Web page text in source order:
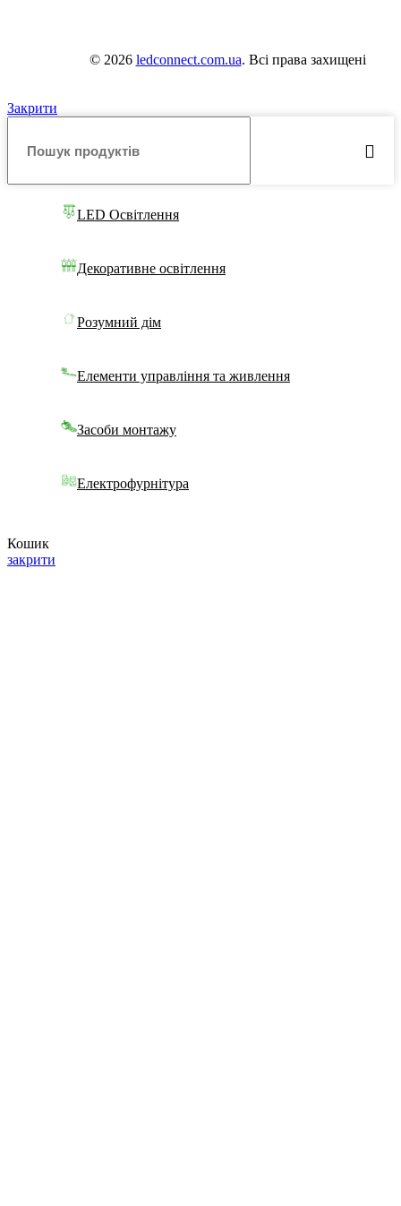
© 2026 ledconnect.com.ua. Всі права захищені
Закрити
LED Освітлення
Декоративне освітлення
Розумний дім
Елементи управління та живлення
Засоби монтажу
Електрофурнітура
Кошик
закрити